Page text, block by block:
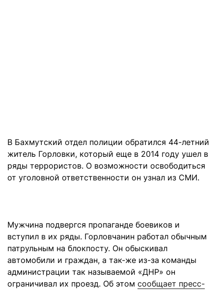
В Бахмутский отдел полиции обратился 44-летний
житель Горловки, который еще в 2014 году ушел в
ряды террористов. О возможности освободиться
от уголовной ответственности он узнал из СМИ.
Мужчина подвергся пропаганде боевиков и
вступил в их ряды. Горловчанин работал обычным
патрульным на блокпосту. Он обыскивал
автомобили и граждан, а так-же из-за команды
администрации так называемой «ДНР» он
ограничивал их проезд. Об этом сообщает пресс-